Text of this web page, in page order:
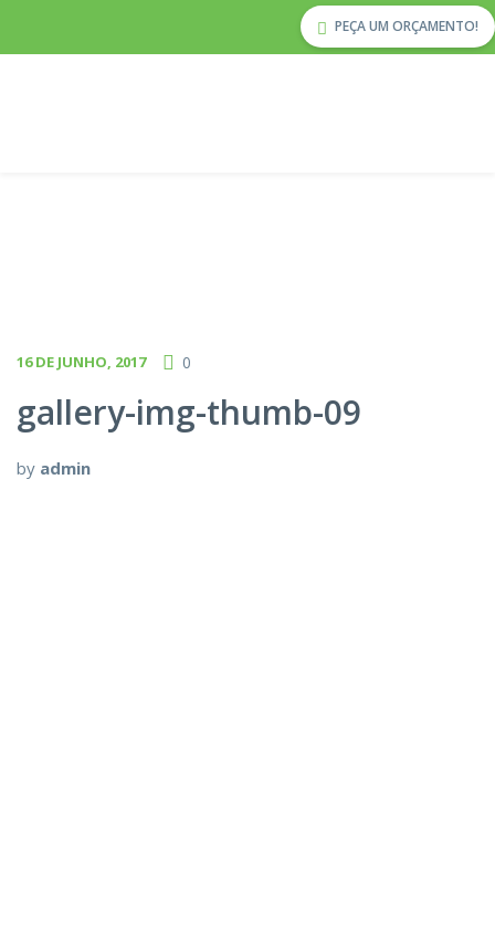
PEÇA UM ORÇAMENTO!
16 DE JUNHO, 2017 0
gallery-img-thumb-09
by admin